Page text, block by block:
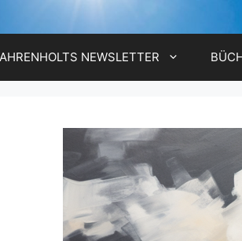
NEWSLETTER